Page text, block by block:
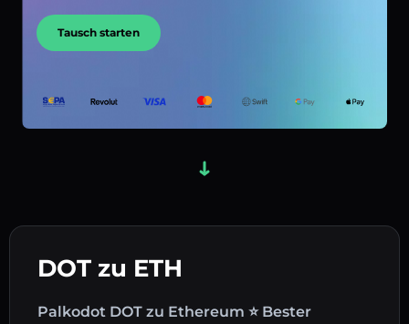
DOT zu ETH
Palkodot DOT zu Ethereum ⭐ Bester
Tausch starten